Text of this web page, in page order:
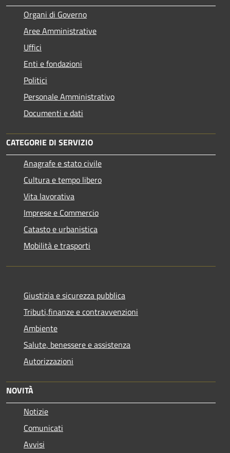
Organi di Governo
Aree Amministrative
Uffici
Enti e fondazioni
Politici
Personale Amministrativo
Documenti e dati
CATEGORIE DI SERVIZIO
Anagrafe e stato civile
Cultura e tempo libero
Vita lavorativa
Imprese e Commercio
Catasto e urbanistica
Mobilità e trasporti
Giustizia e sicurezza pubblica
Tributi,finanze e contravvenzioni
Ambiente
Salute, benessere e assistenza
Autorizzazioni
NOVITÀ
Notizie
Comunicati
Avvisi